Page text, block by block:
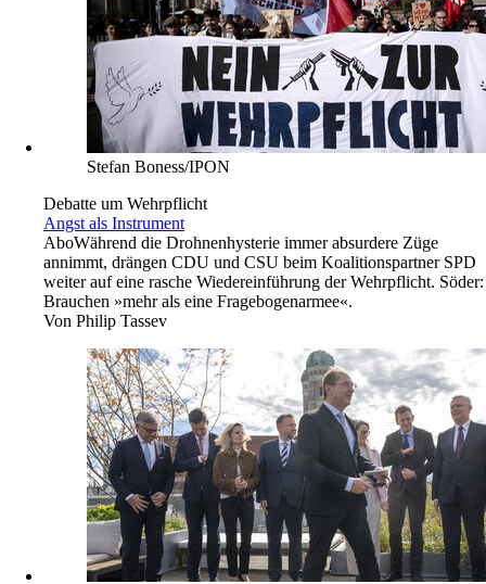
Stefan Boness/IPON
Debatte um Wehrpflicht
Angst als Instrument
AboWährend die Drohnenhysterie immer absurdere Züge
annimmt, drängen CDU und CSU beim Koalitionspartner SPD
weiter auf eine rasche Wiedereinführung der Wehrpflicht. Söder:
Brauchen »mehr als eine Fragebogenarmee«.
Von Philip Tassev